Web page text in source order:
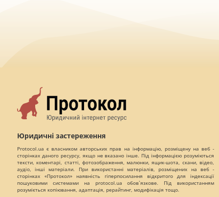
Юридичні застереження
Protocol.ua є власником авторських прав на інформацію, розміщену на веб -
сторінках даного ресурсу, якщо не вказано інше. Під інформацією розуміються
тексти, коментарі, статті, фотозображення, малюнки, ящик-шота, скани, відео,
аудіо, інші матеріали. При використанні матеріалів, розміщених на веб -
сторінках «Протокол» наявність гіперпосилання відкритого для індексації
пошуковими системами на protocol.ua обов`язкове. Під використанням
розуміється копіювання, адаптація, рерайтинг, модифікація тощо.